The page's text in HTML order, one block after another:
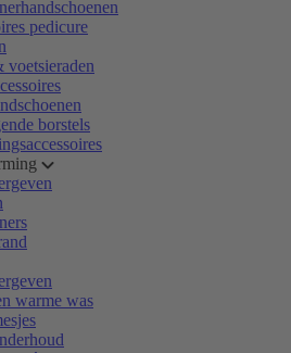
pedicure
voetsieraden
borstels
warme was